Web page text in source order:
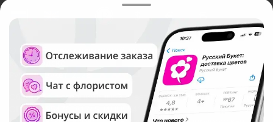
Служба круглосуточной доставки цветов в
Кисловодске
Русский Букет, 2026
Общество с ограниченной ответственностью «Технология»
ОГРН: 1195476081745, ИНН: 5410081997